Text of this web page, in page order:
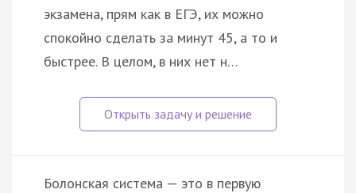
экзамена, прям как в ЕГЭ, их можно
спокойно сделать за минут 45, а то и
быстрее. В целом, в них нет н…
Болонская система — это в первую